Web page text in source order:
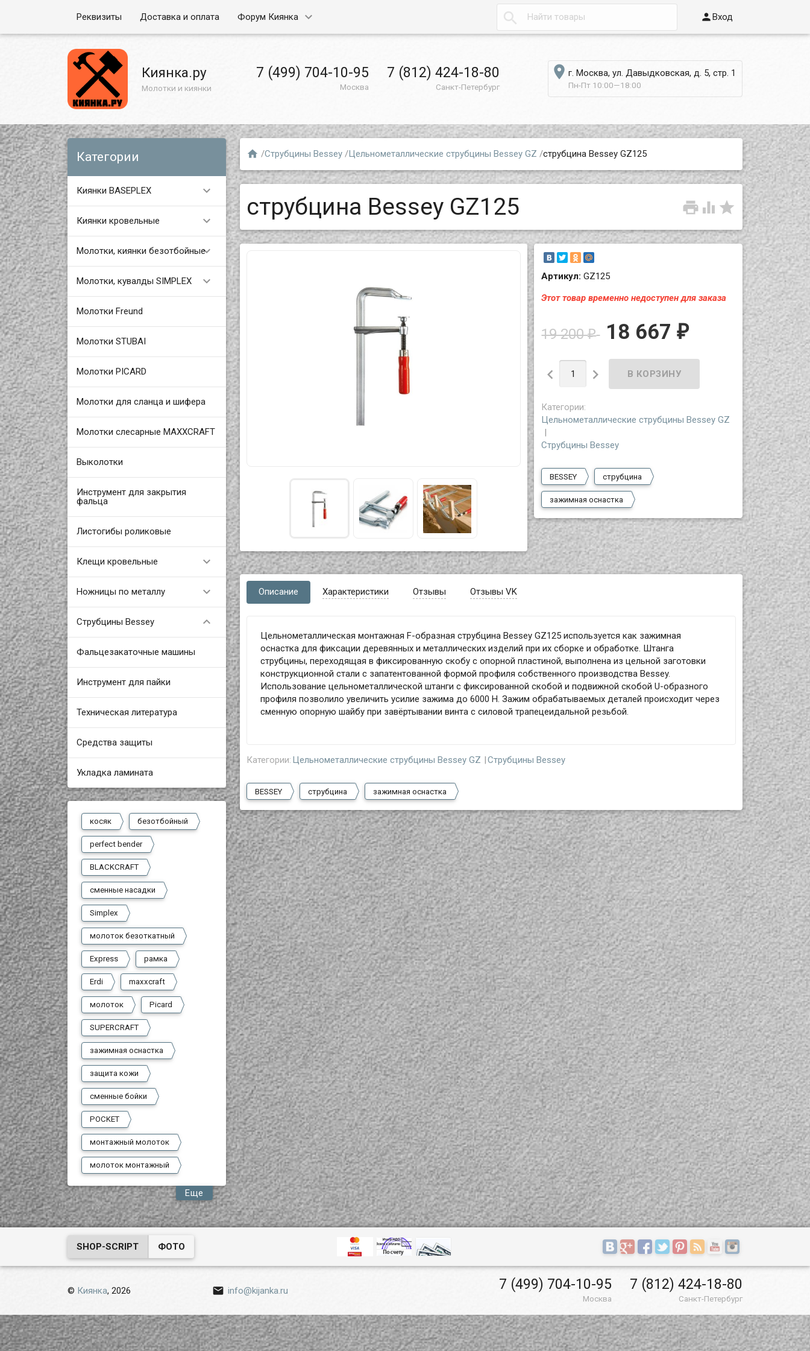
Реквизиты Доставка и оплата Форум Киянка  Вход
Киянка.ру
Молотки и киянки
7 (499) 704-10-95
Москва
7 (812) 424-18-80
Санкт-Петербург
 г. Москва, ул. Давыдковская, д. 5, стр. 1
Пн-Пт 10:00—18:00
Категории
Киянки BASEPLEX 
Киянки кровельные 
Молотки, киянки безотбойные
Молотки, кувалды SIMPLEX 
Молотки Freund
Молотки STUBAI
Молотки PICARD
Молотки для сланца и шифера
Молотки слесарные MAXXCRAFT
Выколотки
Инструмент для закрытия
фальца
Листогибы роликовые
Клещи кровельные 
Ножницы по металлу 
Струбцины Bessey 
Фальцезакаточные машины
Инструмент для пайки
Техническая литература
Средства защиты
Укладка ламината
косяк безотбойный
perfect bender
BLACKCRAFT
сменные насадки
Simplex
молоток безоткатный
Express рамка
Erdi maxxcraft
молоток Picard
SUPERCRAFT
зажимная оснастка
защита кожи
сменные бойки
POCKET
монтажный молоток
молоток монтажный
Еще
 /Струбцины Bessey /Цельнометаллические струбцины Bessey GZ /струбцина Bessey GZ125
  
струбцина Bessey GZ125
Артикул:GZ125
Этот товар временно недоступен для заказа
19 200₽ 18 667₽
 
Категории:
Цельнометаллические струбцины Bessey GZ
Струбцины Bessey
BESSEY струбцина
зажимная оснастка
Описание Характеристики Отзывы Отзывы VK
Цельнометаллическая монтажная F-образная струбцина Bessey GZ125 используется как зажимная
оснастка для фиксации деревянных и металлических изделий при их сборке и обработке. Штанга
струбцины, переходящая в фиксированную скобу с опорной пластиной, выполнена из цельной заготовки
конструкционной стали с запатентованной формой профиля собственного производства Bessey.
Использование цельнометаллической штанги с фиксированной скобой и подвижной скобой U-образного
профиля позволило увеличить усилие зажима до 6000 Н. Зажим обрабатываемых деталей происходит через
сменную опорную шайбу при завёртывании винта с силовой трапецеидальной резьбой.
Категории: Цельнометаллические струбцины Bessey GZ Струбцины Bessey
BESSEY струбцина зажимная оснастка
SHOP-SCRIPT ФОТО
© Киянка, 2026  info@kijanka.ru 7 (499) 704-10-95
Москва
7 (812) 424-18-80
Санкт-Петербург